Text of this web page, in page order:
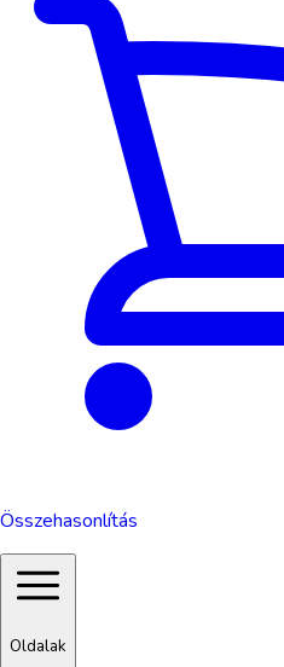
Összehasonlítás
Oldalak